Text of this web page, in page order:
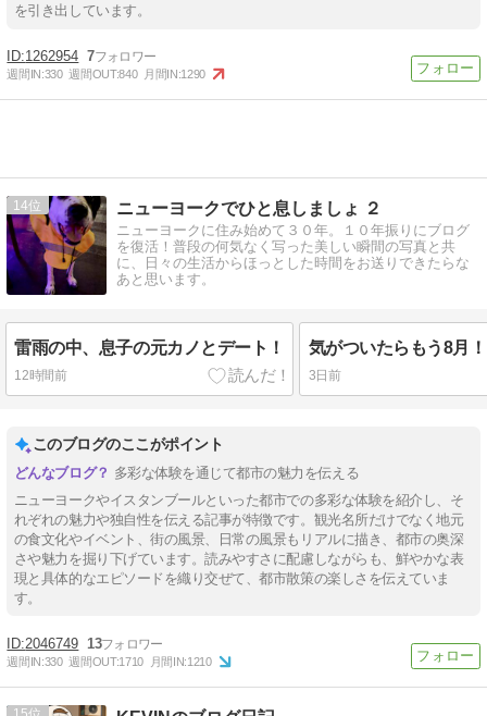
を引き出しています。
1262954 7
週間IN:330 週間OUT:840 月間IN:1290
14 ニューヨークでひと息しましょ ２
ニューヨークに住み始めて３０年。１０年振りにブログ
を復活！普段の何気なく写った美しい瞬間の写真と共
に、日々の生活からほっとした時間をお送りできたらな
あと思います。
雷雨の中、息子の元カノとデート！
12時間前
気がついたらもう8月
3日前
このブログのここがポイント
多彩な体験を通じて都市の魅力を伝える
ニューヨークやイスタンブールといった都市での多彩な体験を紹介し、そ
れぞれの魅力や独自性を伝える記事が特徴です。観光名所だけでなく地元
の食文化やイベント、街の風景、日常の風景もリアルに描き、都市の奥深
さや魅力を掘り下げています。読みやすさに配慮しながらも、鮮やかな表
現と具体的なエピソードを織り交ぜて、都市散策の楽しさを伝えていま
す。
2046749 13
週間IN:330 週間OUT:1710 月間IN:1210